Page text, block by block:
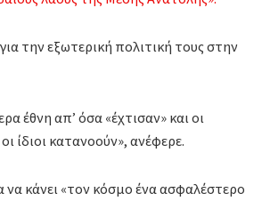
την εξωτερική πολιτική τους στην
έθνη απ’ όσα «έχτισαν» και οι
ίδιοι κατανοούν», ανέφερε.
να κάνει «τον κόσμο ένα ασφαλέστερο